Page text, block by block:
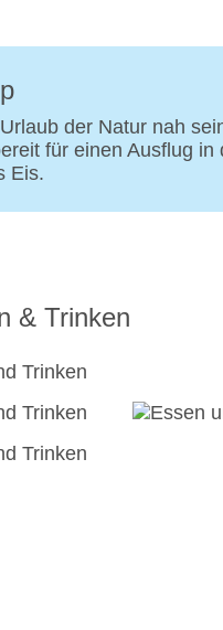
der Natur nah
für einen Ausflug
Eis.
& Trinken